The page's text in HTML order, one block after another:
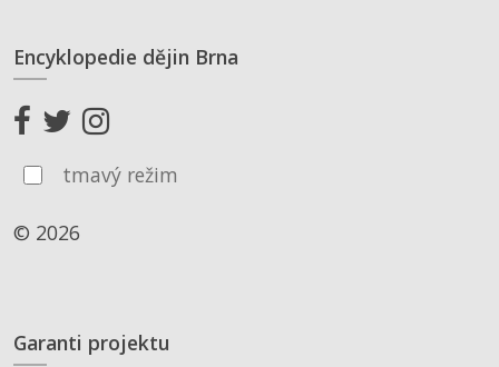
Encyklopedie dějin Brna
tmavý režim
© 2026
Garanti projektu